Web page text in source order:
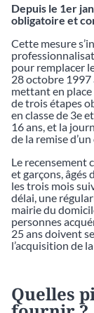
Depuis le 1er
obligatoire et
Cette mesure
pour remplacer
28 octobre 1997
mettant en
de trois étapes
en classe de 3e
16 ans, et la
de la remise
Le recensement
et garçons, âgés
les trois mois
délai, une
mairie du
personnes
25 ans doivent
l’acquisition de
Quelles